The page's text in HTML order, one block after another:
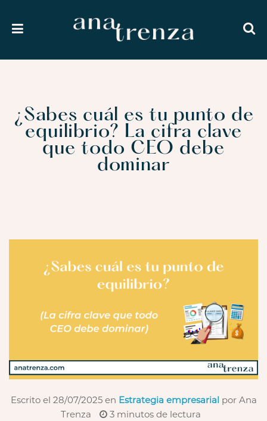
¿Sabes cuál es tu punto de
equilibrio? La cifra clave
que todo CEO debe
dominar
Escrito el 28/07/2025en Estrategia empresarial por Ana
Trenza
3minutos de lectura